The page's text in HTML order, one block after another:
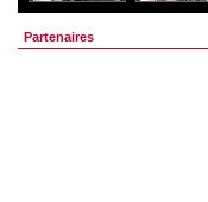
Partenaires